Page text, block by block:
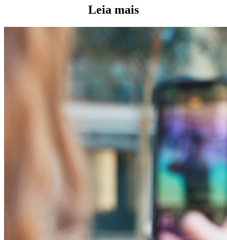
Leia mais